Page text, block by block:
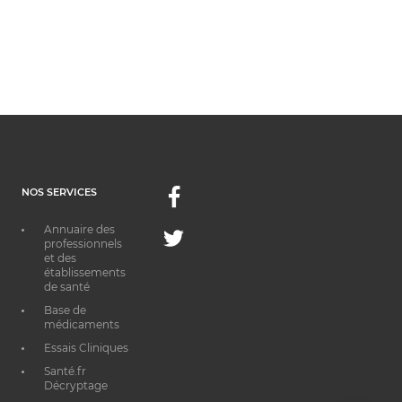
NOS SERVICES
Annuaire des
professionnels
et des
établissements
de santé
Base de
médicaments
Essais Cliniques
Santé.fr
Décryptage
Facebook
Twitter